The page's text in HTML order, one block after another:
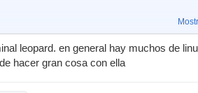
leopard. en general hay muchos de
hacer gran cosa con ella